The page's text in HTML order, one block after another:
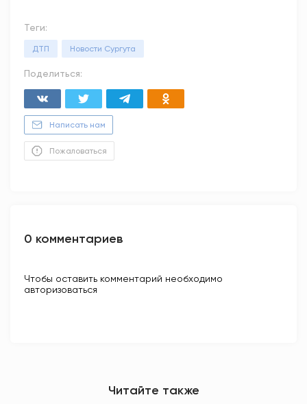
Теги:
ДТП Новости Сургута
Поделиться:
Написать нам
Пожаловаться
0 комментариев
Чтобы оставить комментарий необходимо
авторизоваться
Читайте также